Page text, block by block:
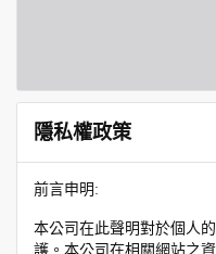
隱私權政策
前言申明:
本公司在此聲明對於個人
護。本公司在相關網站之